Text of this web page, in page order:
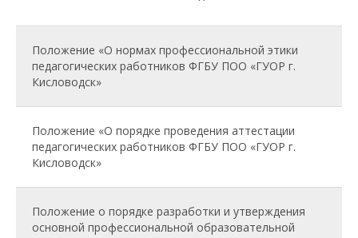
Положение «О нормах профессиональной этики
педагогических работников ФГБУ ПОО «ГУОР г.
Кисловодск»
Положение «О порядке проведения аттестации
педагогических работников ФГБУ ПОО «ГУОР г.
Кисловодск»
Положение о порядке разработки и утверждения
основной профессиональной образовательной